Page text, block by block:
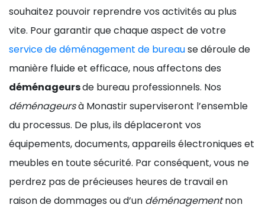
souhaitez pouvoir reprendre vos activités au plus
vite. Pour garantir que chaque aspect de votre
service de déménagement de bureause déroule de
manière fluide et efficace, nous affectons des
déménageursde bureau professionnels. Nos
déménageursà Monastir superviseront l’ensemble
du processus. De plus, ils déplaceront vos
équipements, documents, appareils électroniques et
meubles en toute sécurité. Par conséquent, vous ne
perdrez pas de précieuses heures de travail en
raison de dommages ou d’un déménagementnon